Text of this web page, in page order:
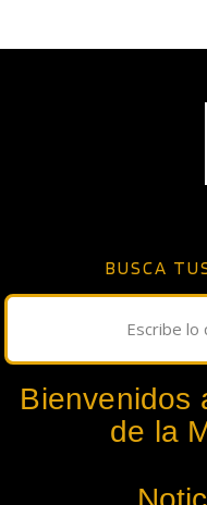
BUSCA
Bienvenidos
de la